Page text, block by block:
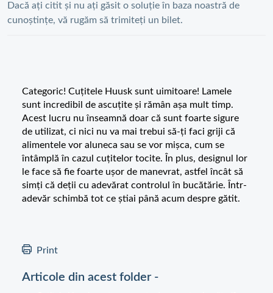
Dacă ați citit și nu ați găsit o soluție în baza noastră de
cunoștințe, vă rugăm să trimiteți un bilet.
Categoric! Cuțitele Huusk sunt uimitoare! Lamele
sunt incredibil de ascuțite și rămân așa mult timp.
Acest lucru nu înseamnă doar că sunt foarte sigure
de utilizat, ci nici nu va mai trebui să-ți faci griji că
alimentele vor aluneca sau se vor mișca, cum se
întâmplă în cazul cuțitelor tocite. În plus, designul lor
le face să fie foarte ușor de manevrat, astfel încât să
simți că deții cu adevărat controlul în bucătărie. Într-
adevăr schimbă tot ce știai până acum despre gătit.
Print
Articole din acest folder -